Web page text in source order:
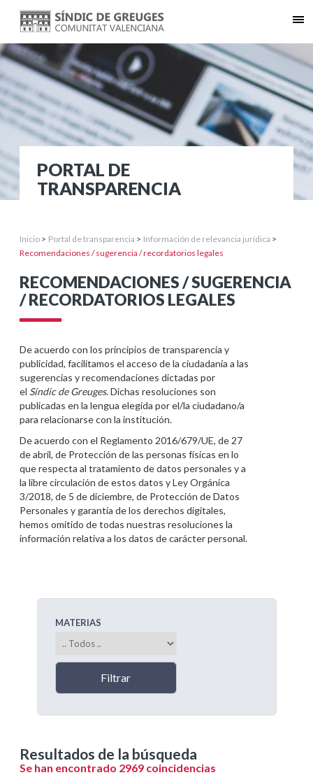
PORTAL DE
TRANSPARENCIA
Inicio > Portal de transparencia > Información de relevancia jurídica >
Recomendaciones / sugerencia / recordatorios legales
RECOMENDACIONES / SUGERENCIA
/ RECORDATORIOS LEGALES
De acuerdo con los principios de transparencia y
publicidad, facilitamos el acceso de la ciudadanía a las
sugerencias y recomendaciones dictadas por
el Síndic de Greuges. Dichas resoluciones son
publicadas en la lengua elegida por el/la ciudadano/a
para relacionarse con la institución.
De acuerdo con el Reglamento 2016/679/UE, de 27
de abril, de Protección de las personas físicas en lo
que respecta al tratamiento de datos personales y a
la libre circulación de estos datos y Ley Orgánica
3/2018, de 5 de diciembre, de Protección de Datos
Personales y garantía de los derechos digitales,
hemos omitido de todas nuestras resoluciones la
información relativa a los datos de carácter personal.
MATERIAS
Resultados de la búsqueda
Se han encontrado 2969 coincidencias